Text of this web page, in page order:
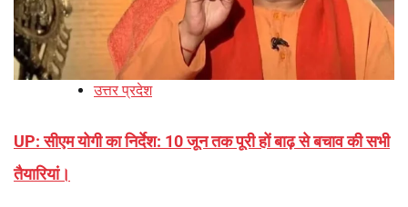
उत्तर प्रदेश
UP: सीएम योगी का निर्देश: 10 जून तक पूरी हों बाढ़ से बचाव की सभी
तैयारियां।